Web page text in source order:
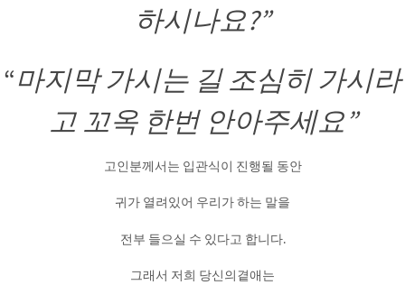
하시나요?”
“마지막 가시는 길 조심히 가시라
고 꼬옥 한번 안아주세요”
고인분께서는 입관식이 진행될 동안
귀가 열려있어 우리가 하는 말을
전부 들으실 수 있다고 합니다.
그래서 저희 당신의곁애는